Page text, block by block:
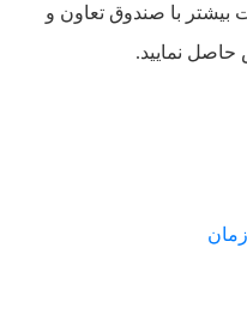
با صندوق تعاون و
نمایید.